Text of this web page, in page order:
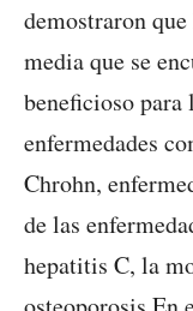
demostraron
media que se
beneficioso
enfermedades
Chrohn,
de las
hepatitis C, la